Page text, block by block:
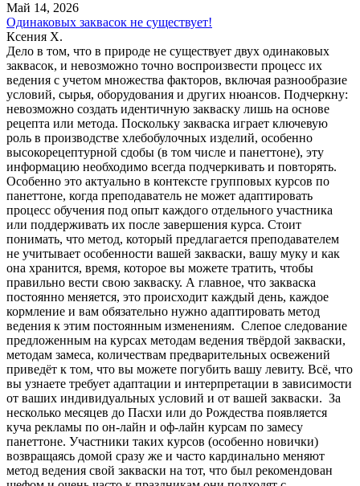
Май 14, 2026
Одинаковых заквасок не существует!
Ксения Х.
Дело в том, что в природе не существует двух одинаковых
заквасок, и невозможно точно воспроизвести процесс их
ведения с учетом множества факторов, включая разнообразие
условий, сырья, оборудования и других нюансов. Подчеркну:
невозможно создать идентичную закваску лишь на основе
рецепта или метода. Поскольку закваска играет ключевую
роль в производстве хлебобулочных изделий, особенно
высокорецептурной сдобы (в том числе и панеттоне), эту
информацию необходимо всегда подчеркивать и повторять.
Особенно это актуально в контексте групповых курсов по
панеттоне, когда преподаватель не может адаптировать
процесс обучения под опыт каждого отдельного участника
или поддерживать их после завершения курса. Стоит
понимать, что метод, который предлагается преподавателем
не учитывает особенности вашей закваски, вашу муку и как
она хранится, время, которое вы можете тратить, чтобы
правильно вести свою закваску. А главное, что закваска
постоянно меняется, это происходит каждый день, каждое
кормление и вам обязательно нужно адаптировать метод
ведения к этим постоянным изменениям. Слепое следование
предложенным на курсах методам ведения твёрдой закваски,
методам замеса, количествам предварительных освежений
приведёт к том, что вы можете погубить вашу левиту. Всё, что
вы узнаете требует адаптации и интерпретации в зависимости
от ваших индивидуальных условий и от вашей закваски. За
несколько месяцев до Пасхи или до Рождества появляется
куча рекламы по он-лайн и оф-лайн курсам по замесу
панеттоне. Участники таких курсов (особенно новички)
возвращаясь домой сразу же и часто кардинально меняют
метод ведения свой закваски на тот, что был рекомендован